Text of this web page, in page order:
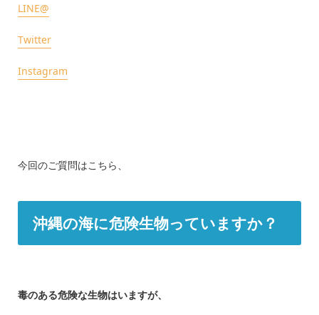
LINE@
Twitter
Instagram
今回のご質問はこちら、
沖縄の海に危険生物っていますか？
毒のある危険な生物はいますが、